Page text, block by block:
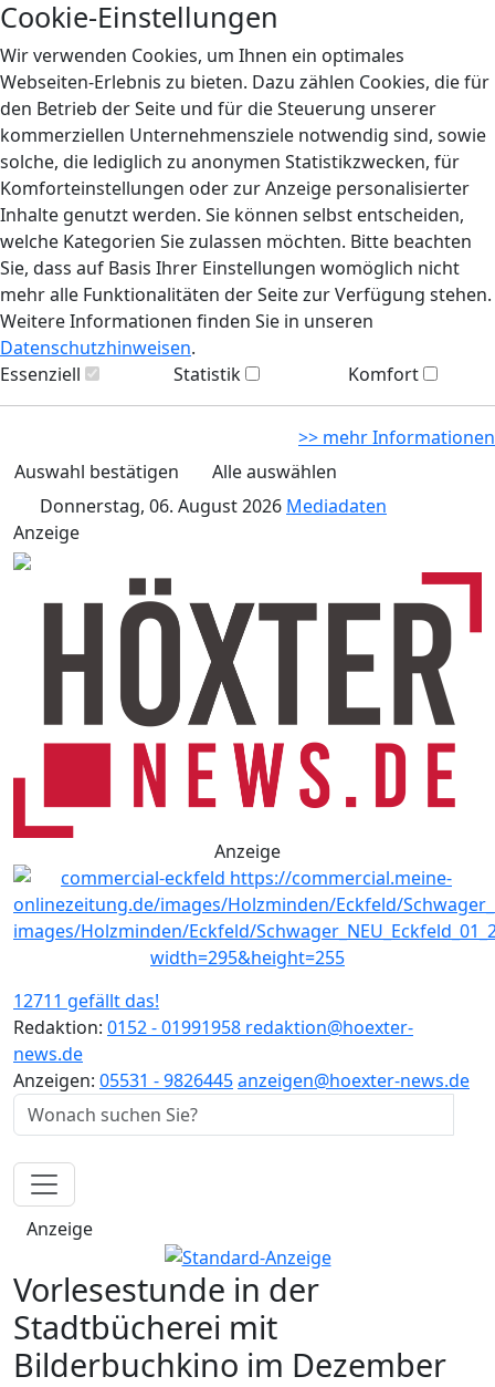
Cookie-Einstellungen
Wir verwenden Cookies, um Ihnen ein optimales
Webseiten-Erlebnis zu bieten. Dazu zählen Cookies, die für
den Betrieb der Seite und für die Steuerung unserer
kommerziellen Unternehmensziele notwendig sind, sowie
solche, die lediglich zu anonymen Statistikzwecken, für
Komforteinstellungen oder zur Anzeige personalisierter
Inhalte genutzt werden. Sie können selbst entscheiden,
welche Kategorien Sie zulassen möchten. Bitte beachten
Sie, dass auf Basis Ihrer Einstellungen womöglich nicht
mehr alle Funktionalitäten der Seite zur Verfügung stehen.
Weitere Informationen finden Sie in unseren
Datenschutzhinweisen.
Essenziell
Statistik Komfort
>> mehr Informationen
Auswahl bestätigen
Alle auswählen
Donnerstag, 06. August 2026 Mediadaten
Anzeige
Anzeige
12711 gefällt das!
Redaktion: 0152 - 01991958 redaktion@hoexter-
news.de
Anzeigen: 05531 - 9826445anzeigen@hoexter-news.de
Anzeige
Vorlesestunde in der
Stadtbücherei mit
Bilderbuchkino im Dezember